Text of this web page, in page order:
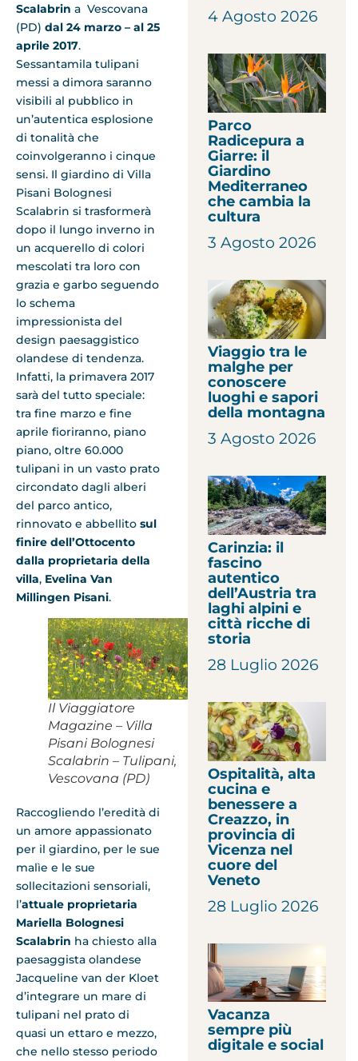
Scalabrin a Vescovana
(PD) dal 24 marzo – al 25
aprile 2017.
Sessantamila tulipani
messi a dimora saranno
visibili al pubblico in
un’autentica esplosione
di tonalità che
coinvolgeranno i cinque
sensi. Il giardino di Villa
Pisani Bolognesi
Scalabrin si trasformerà
dopo il lungo inverno in
un acquerello di colori
mescolati tra loro con
grazia e garbo seguendo
lo schema
impressionista del
design paesaggistico
olandese di tendenza.
Infatti, la primavera 2017
sarà del tutto speciale:
tra fine marzo e fine
aprile fioriranno, piano
piano, oltre 60.000
tulipani in un vasto prato
circondato dagli alberi
del parco antico,
rinnovato e abbellito sul
finire dell’Ottocento
dalla proprietaria della
villa, Evelina Van
Millingen Pisani.
Il Viaggiatore
Magazine – Villa
Pisani Bolognesi
Scalabrin – Tulipani,
Vescovana (PD)
Raccogliendo l’eredità di
un amore appassionato
per il giardino, per le sue
malìe e le sue
sollecitazioni sensoriali,
l’attuale proprietaria
Mariella Bolognesi
Scalabrin ha chiesto alla
paesaggista olandese
Jacqueline van der Kloet
d’integrare un mare di
tulipani nel prato di
quasi un ettaro e mezzo,
che nello stesso periodo
4 Agosto 2026
Parco
Radicepura a
Giarre: il
Giardino
Mediterraneo
che cambia la
cultura
3 Agosto 2026
Viaggio tra le
malghe per
conoscere
luoghi e sapori
della montagna
3 Agosto 2026
Carinzia: il
fascino
autentico
dell’Austria tra
laghi alpini e
città ricche di
storia
28 Luglio 2026
Ospitalità, alta
cucina e
benessere a
Creazzo, in
provincia di
Vicenza nel
cuore del
Veneto
28 Luglio 2026
Vacanza
sempre più
digitale e social